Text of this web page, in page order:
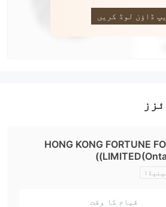
ڈاؤن لوڈ کریں
HONG KONG FORTUNE
قیام کا وقت